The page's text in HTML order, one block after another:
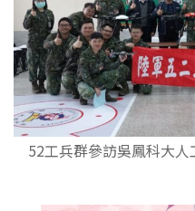
52工兵群參訪吳鳳科大